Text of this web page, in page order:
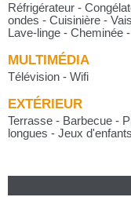
Réfrigérateur -
ondes - Cuisinière -
Lave-linge - Cheminée
MULTIMÉDIA
Télévision - Wifi
EXTÉRIEUR
Terrasse - Barbecue -
longues - Jeux